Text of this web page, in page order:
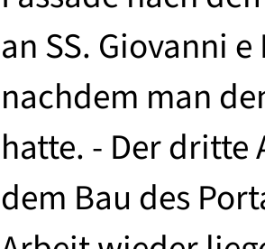
an SS. Giovanni
nachdem man
hatte. - Der
dem Bau des